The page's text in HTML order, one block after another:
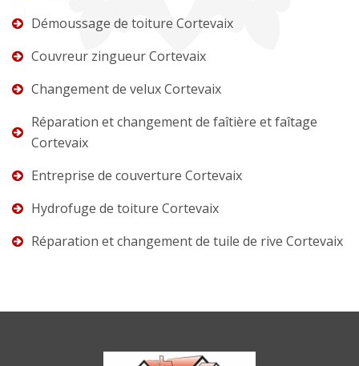
Démoussage de toiture Cortevaix
Couvreur zingueur Cortevaix
Changement de velux Cortevaix
Réparation et changement de faîtière et faîtage
Cortevaix
Entreprise de couverture Cortevaix
Hydrofuge de toiture Cortevaix
Réparation et changement de tuile de rive Cortevaix